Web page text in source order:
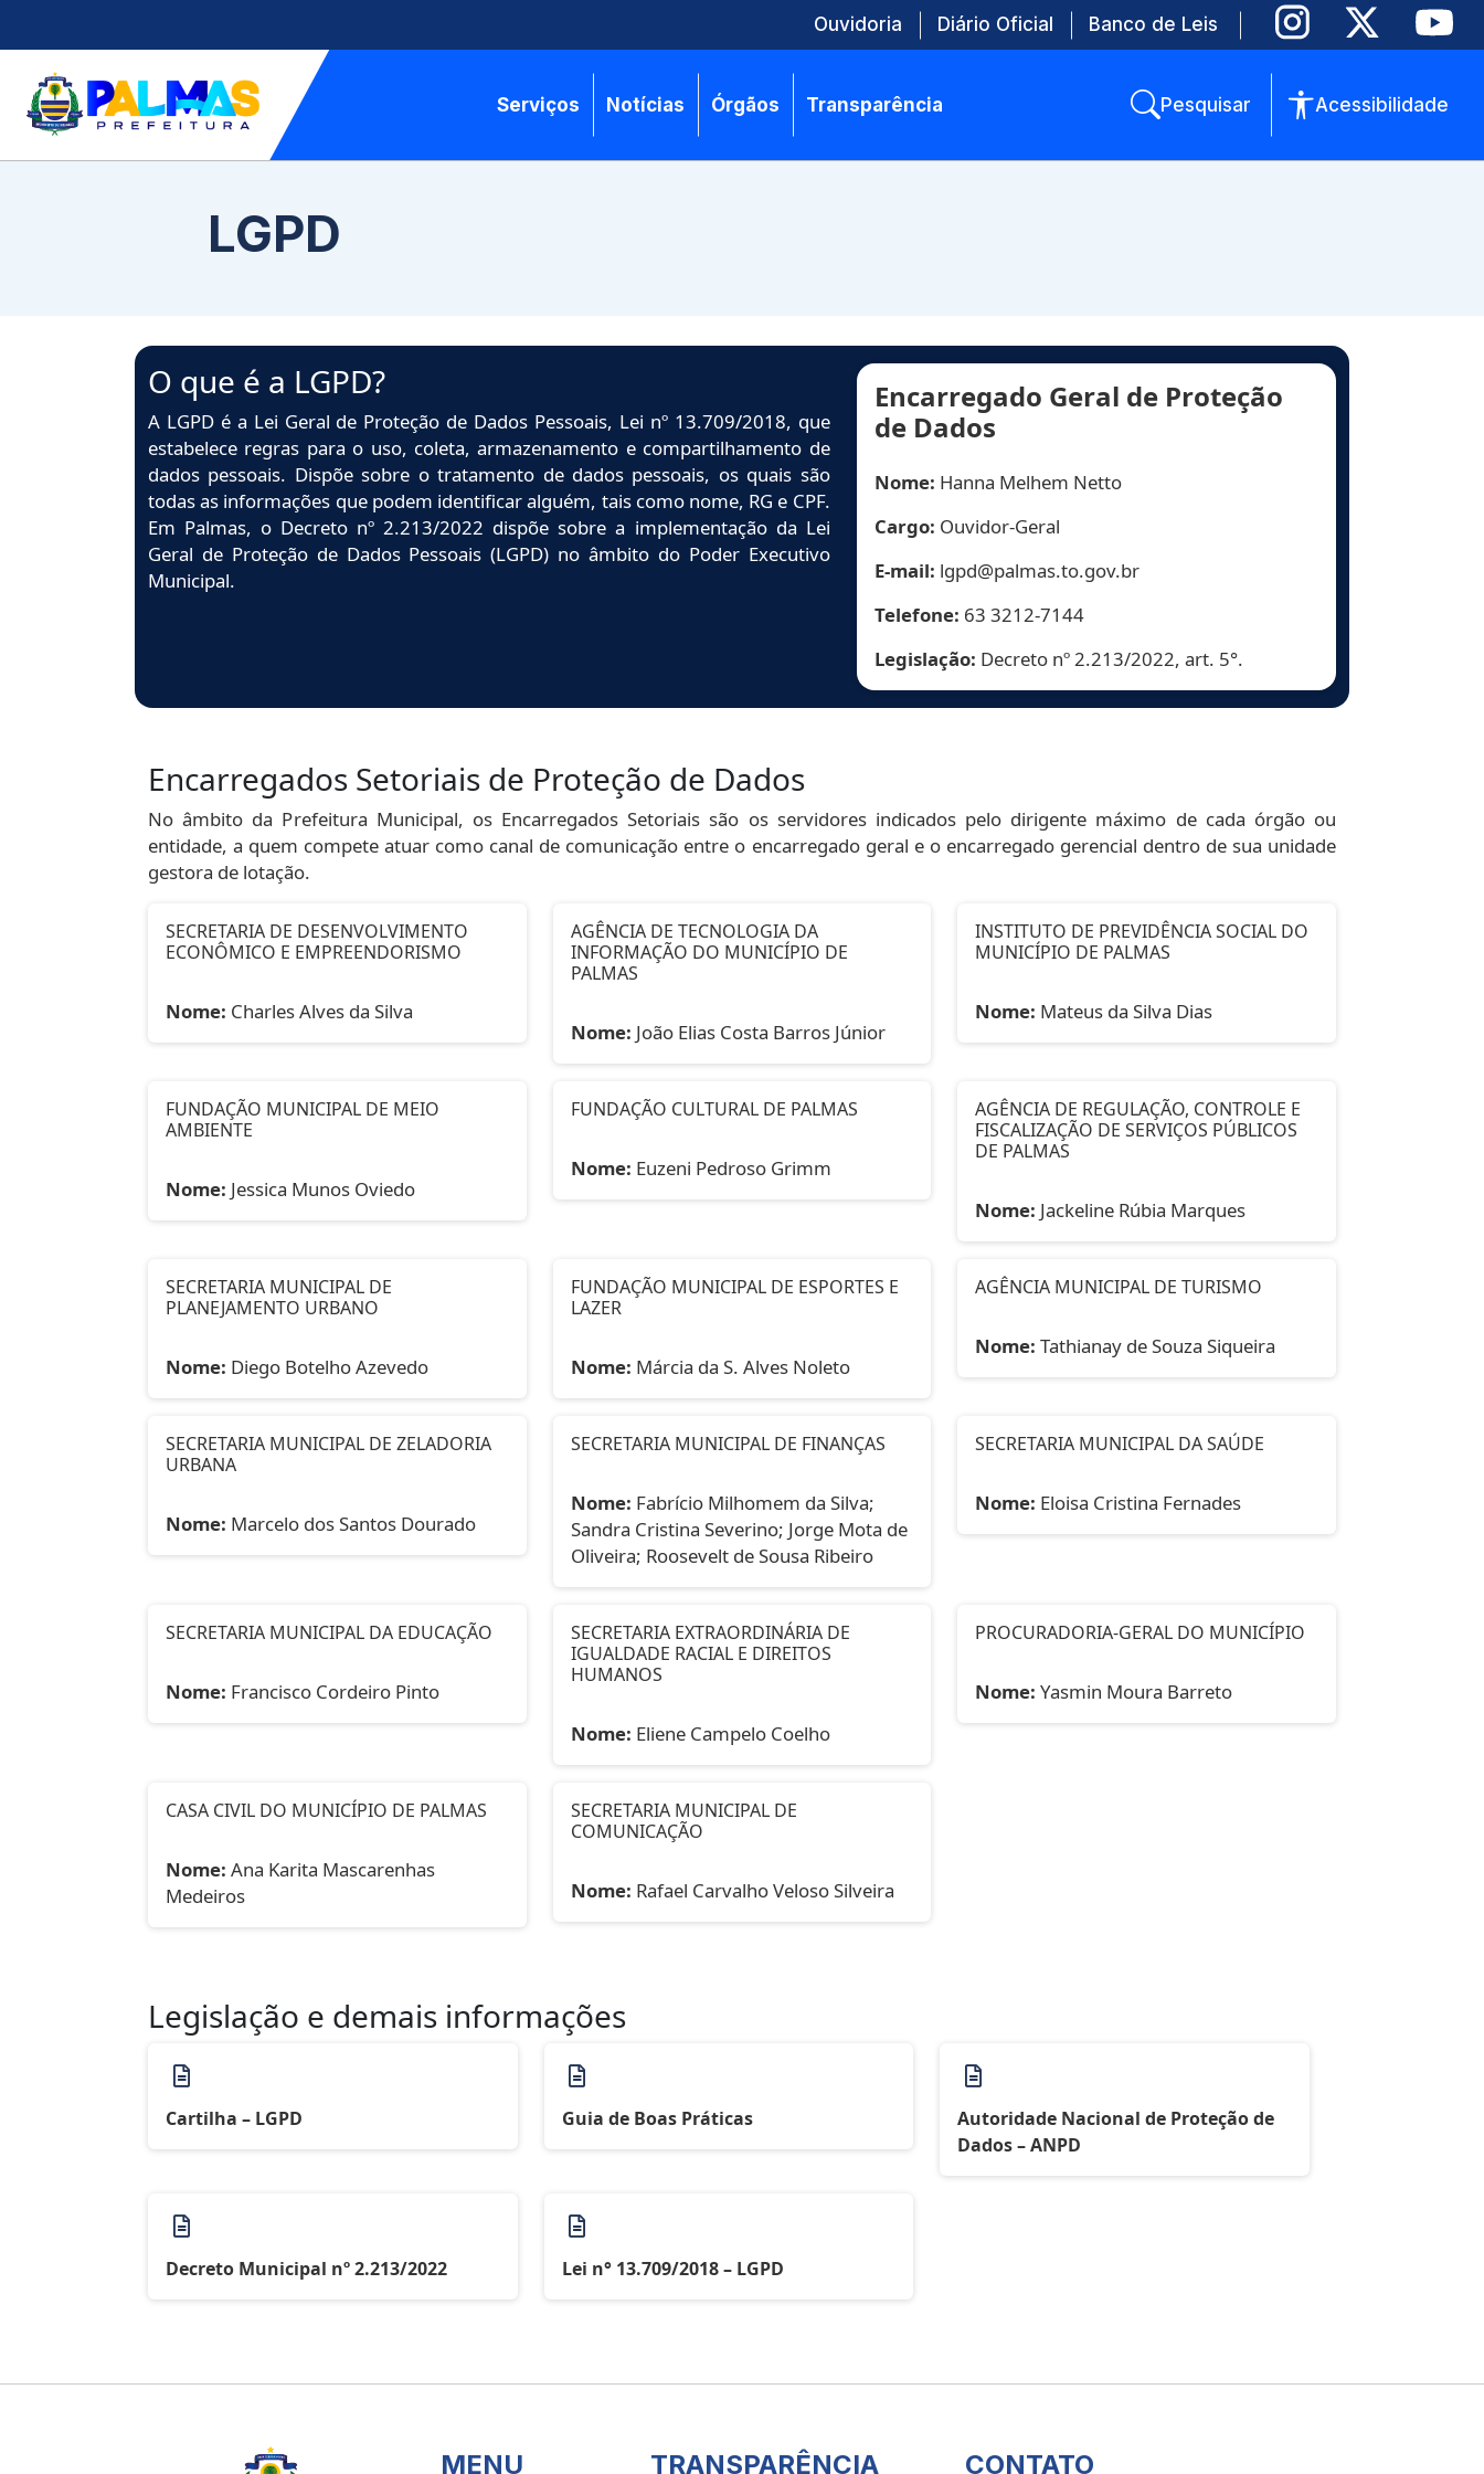
Ouvidoria Diário Oficial Banco de Leis
Serviços Notícias Órgãos Transparência Pesquisar Acessibilidade
LGPD
O que é a LGPD?
A LGPD é a Lei Geral de Proteção de Dados Pessoais, Lei nº 13.709/2018, que
estabelece regras para o uso, coleta, armazenamento e compartilhamento de
dados pessoais. Dispõe sobre o tratamento de dados pessoais, os quais são
todas as informações que podem identificar alguém, tais como nome, RG e CPF.
Em Palmas, o Decreto nº 2.213/2022 dispõe sobre a implementação da Lei
Geral de Proteção de Dados Pessoais (LGPD) no âmbito do Poder Executivo
Municipal.
Encarregado Geral de Proteção
de Dados
Nome: Hanna Melhem Netto
Cargo: Ouvidor-Geral
E-mail: lgpd@palmas.to.gov.br
Telefone: 63 3212-7144
Legislação: Decreto nº 2.213/2022, art. 5°.
Encarregados Setoriais de Proteção de Dados
No âmbito da Prefeitura Municipal, os Encarregados Setoriais são os servidores indicados pelo dirigente máximo de cada órgão ou
entidade, a quem compete atuar como canal de comunicação entre o encarregado geral e o encarregado gerencial dentro de sua unidade
gestora de lotação.
SECRETARIA DE DESENVOLVIMENTO
ECONÔMICO E EMPREENDORISMO
Nome: Charles Alves da Silva
AGÊNCIA DE TECNOLOGIA DA
INFORMAÇÃO DO MUNICÍPIO DE
PALMAS
Nome: João Elias Costa Barros Júnior
INSTITUTO DE PREVIDÊNCIA SOCIAL DO
MUNICÍPIO DE PALMAS
Nome: Mateus da Silva Dias
FUNDAÇÃO MUNICIPAL DE MEIO
AMBIENTE
Nome: Jessica Munos Oviedo
FUNDAÇÃO CULTURAL DE PALMAS
Nome: Euzeni Pedroso Grimm
AGÊNCIA DE REGULAÇÃO, CONTROLE E
FISCALIZAÇÃO DE SERVIÇOS PÚBLICOS
DE PALMAS
Nome: Jackeline Rúbia Marques
SECRETARIA MUNICIPAL DE
PLANEJAMENTO URBANO
Nome: Diego Botelho Azevedo
FUNDAÇÃO MUNICIPAL DE ESPORTES E
LAZER
Nome: Márcia da S. Alves Noleto
AGÊNCIA MUNICIPAL DE TURISMO
Nome: Tathianay de Souza Siqueira
SECRETARIA MUNICIPAL DE ZELADORIA
URBANA
Nome: Marcelo dos Santos Dourado
SECRETARIA MUNICIPAL DE FINANÇAS
Nome: Fabrício Milhomem da Silva;
Sandra Cristina Severino; Jorge Mota de
Oliveira; Roosevelt de Sousa Ribeiro
SECRETARIA MUNICIPAL DA SAÚDE
Nome: Eloisa Cristina Fernades
SECRETARIA MUNICIPAL DA EDUCAÇÃO
Nome: Francisco Cordeiro Pinto
SECRETARIA EXTRAORDINÁRIA DE
IGUALDADE RACIAL E DIREITOS
HUMANOS
Nome: Eliene Campelo Coelho
PROCURADORIA-GERAL DO MUNICÍPIO
Nome: Yasmin Moura Barreto
CASA CIVIL DO MUNICÍPIO DE PALMAS
Nome: Ana Karita Mascarenhas
Medeiros
SECRETARIA MUNICIPAL DE
COMUNICAÇÃO
Nome: Rafael Carvalho Veloso Silveira
Legislação e demais informações
Cartilha – LGPD Guia de Boas Práticas
Autoridade Nacional de Proteção de
Dados – ANPD
Decreto Municipal nº 2.213/2022 Lei n° 13.709/2018 – LGPD
MENU TRANSPARÊNCIA CONTATO